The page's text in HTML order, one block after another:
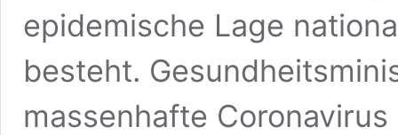
epidemische Lage
besteht.
massenhafte